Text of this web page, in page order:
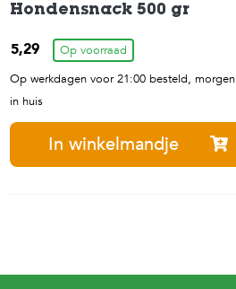
Hondensnack 500 gr
5,29
Op voorraad
Op werkdagen voor 21:00 besteld, morgen
in huis
In winkelmandje